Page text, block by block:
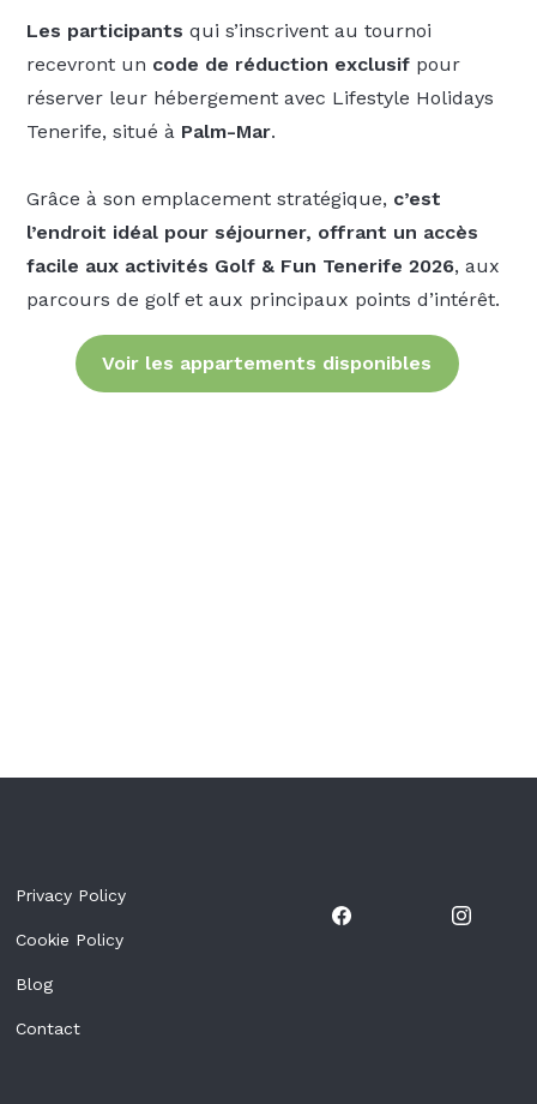
Les participants qui s’inscrivent au tournoi
recevront un code de réduction exclusifpour
réserver leur hébergement avec Lifestyle Holidays
Tenerife, situé à Palm-Mar.
Grâce à son emplacement stratégique, c’est
l’endroit idéal pour séjourner, offrant un accès
facile aux activités Golf & Fun Tenerife 2026, aux
parcours de golf et aux principaux points d’intérêt.
Voir les appartements disponibles
Privacy Policy
Cookie Policy
Blog
Contact